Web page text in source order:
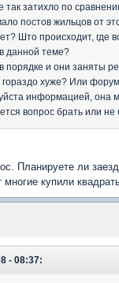
так затихло по
постов жильцов от
Што происходит, где
данной теме?
порядке и они заняты
хуже? Или
информацией, она
вопрос брать или не
Планируете ли
многие купили
- 08:37: